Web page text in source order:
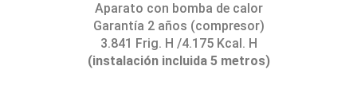
Aparato con bomba de calor
Garantía 2 años (compresor)
3.841 Frig. H /4.175 Kcal. H
(instalación incluida 5 metros)